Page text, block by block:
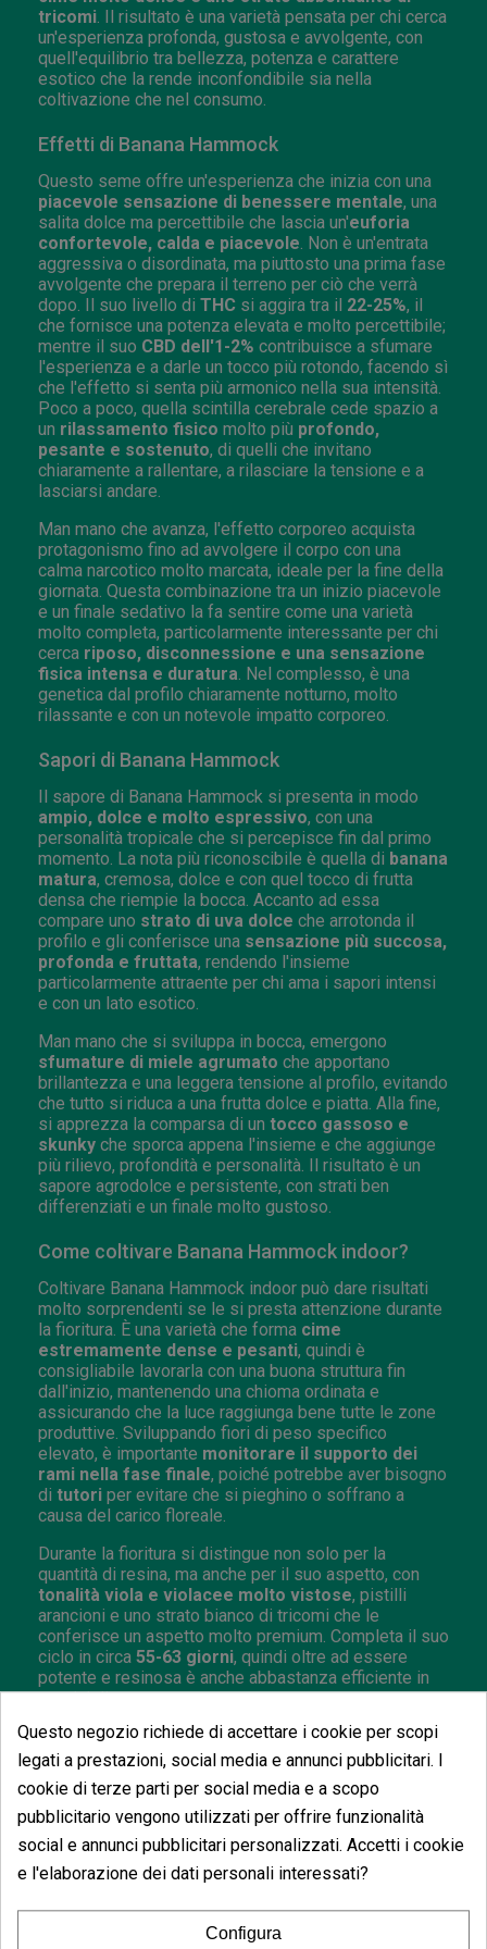
tricomi . Il risultato è una varietà pensata per chi cerca
un'esperienza profonda, gustosa e avvolgente, con
quell'equilibrio tra bellezza, potenza e carattere
esotico che la rende inconfondibile sia nella
coltivazione che nel consumo.
Effetti di Banana Hammock
Questo seme offre un'esperienza che inizia con una
piacevole sensazione di benessere mentale, una
salita dolce ma percettibile che lascia un'euforia
confortevole, calda e piacevole . Non è un'entrata
aggressiva o disordinata, ma piuttosto una prima fase
avvolgente che prepara il terreno per ciò che verrà
dopo. Il suo livello di THC si aggira tra il 22-25%, il
che fornisce una potenza elevata e molto percettibile;
mentre il suo CBD dell'1-2% contribuisce a sfumare
l'esperienza e a darle un tocco più rotondo, facendo sì
che l'effetto si senta più armonico nella sua intensità.
Poco a poco, quella scintilla cerebrale cede spazio a
un rilassamento fisico molto più profondo,
pesante e sostenuto, di quelli che invitano
chiaramente a rallentare, a rilasciare la tensione e a
lasciarsi andare.
Man mano che avanza, l'effetto corporeo acquista
protagonismo fino ad avvolgere il corpo con una
calma narcotico molto marcata, ideale per la fine della
giornata. Questa combinazione tra un inizio piacevole
e un finale sedativo la fa sentire come una varietà
molto completa, particolarmente interessante per chi
cerca riposo, disconnessione e una sensazione
fisica intensa e duratura . Nel complesso, è una
genetica dal profilo chiaramente notturno, molto
rilassante e con un notevole impatto corporeo.
Sapori di Banana Hammock
Il sapore di Banana Hammock si presenta in modo
ampio, dolce e molto espressivo, con una
personalità tropicale che si percepisce fin dal primo
momento. La nota più riconoscibile è quella di banana
matura, cremosa, dolce e con quel tocco di frutta
densa che riempie la bocca. Accanto ad essa
compare uno strato di uva dolce che arrotonda il
profilo e gli conferisce una sensazione più succosa,
profonda e fruttata, rendendo l'insieme
particolarmente attraente per chi ama i sapori intensi
e con un lato esotico.
Man mano che si sviluppa in bocca, emergono
sfumature di miele agrumato che apportano
brillantezza e una leggera tensione al profilo, evitando
che tutto si riduca a una frutta dolce e piatta. Alla fine,
si apprezza la comparsa di un tocco gassoso e
skunky che sporca appena l'insieme e che aggiunge
più rilievo, profondità e personalità. Il risultato è un
sapore agrodolce e persistente, con strati ben
differenziati e un finale molto gustoso.
Come coltivare Banana Hammock indoor?
Coltivare Banana Hammock indoor può dare risultati
molto sorprendenti se le si presta attenzione durante
la fioritura. È una varietà che forma cime
estremamente dense e pesanti, quindi è
consigliabile lavorarla con una buona struttura fin
dall'inizio, mantenendo una chioma ordinata e
assicurando che la luce raggiunga bene tutte le zone
produttive. Sviluppando fiori di peso specifico
elevato, è importante monitorare il supporto dei
rami nella fase finale, poiché potrebbe aver bisogno
di tutori per evitare che si pieghino o soffrano a
causa del carico floreale.
Durante la fioritura si distingue non solo per la
quantità di resina, ma anche per il suo aspetto, con
tonalità viola e violacee molto vistose, pistilli
arancioni e uno strato bianco di tricomi che le
conferisce un aspetto molto premium. Completa il suo
ciclo in circa 55-63 giorni, quindi oltre ad essere
potente e resinosa è anche abbastanza efficiente in
termini di tempo.
Come coltivare Banana Hammock outdoor?
All'aperto, Banana Hammock può esprimere ancora
meglio il suo lato più vistoso ed esuberante,
soprattutto se coltivata in un ambiente conbuona
luce, temperature gradevolie una fase finale di
fioritura relativamente stabile. L'ideale è darle
buona aerazione e una struttura di supporto
fiori quando entra nella fase di ingrossamento.
Producendo cime compatte e pesanti, è consigliabile
Questo negozio richiede di accettare i cookie per scopi
legati a prestazioni, social media e annunci pubblicitari. I
cookie di terze parti per social media e a scopo
pubblicitario vengono utilizzati per offrire funzionalità
social e annunci pubblicitari personalizzati. Accetti i cookie
e l'elaborazione dei dati personali interessati?
Configura